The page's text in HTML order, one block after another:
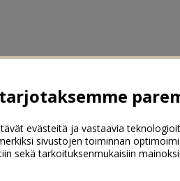
evästeitä ja vastaavia
sivustojen toiminnan
sekä tarkoituksenmukaisiin